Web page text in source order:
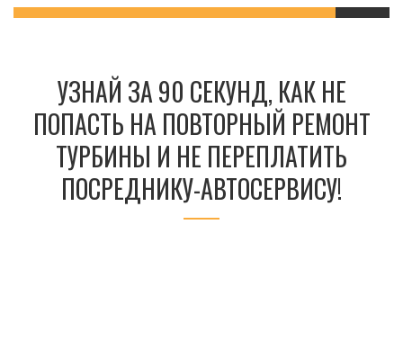
УЗНАЙ ЗА 90 СЕКУНД, КАК НЕ
ПОПАСТЬ НА ПОВТОРНЫЙ РЕМОНТ
ТУРБИНЫ И НЕ ПЕРЕПЛАТИТЬ
ПОСРЕДНИКУ-АВТОСЕРВИСУ!